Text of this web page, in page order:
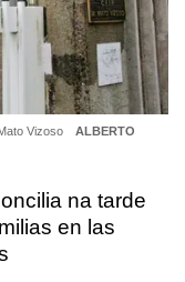
Vizoso
ALBERTO
na tarde
en las